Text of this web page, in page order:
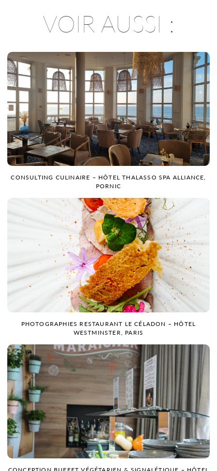
VOIR AUSSI :
CONSULTING CULINAIRE – HÔTEL THALASSO SPA ALLIANCE,
PORNIC
PHOTOGRAPHIES RESTAURANT LE CÉLADON – HÔTEL
WESTMINSTER, PARIS